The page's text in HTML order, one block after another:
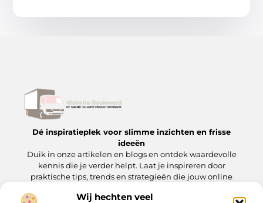
Wij hechten veel
Dé inspiratieplek voor slimme inzichten en frisse
ideeën
Duik in onze artikelen en blogs en ontdek waardevolle
kennis die je verder helpt. Laat je inspireren door
praktische tips, trends en strategieën die jouw online